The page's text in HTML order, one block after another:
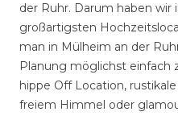
der Ruhr. Darum haben
großartigsten
man in Mülheim an der
Planung möglichst einfach
hippe Off Location,
freiem Himmel oder